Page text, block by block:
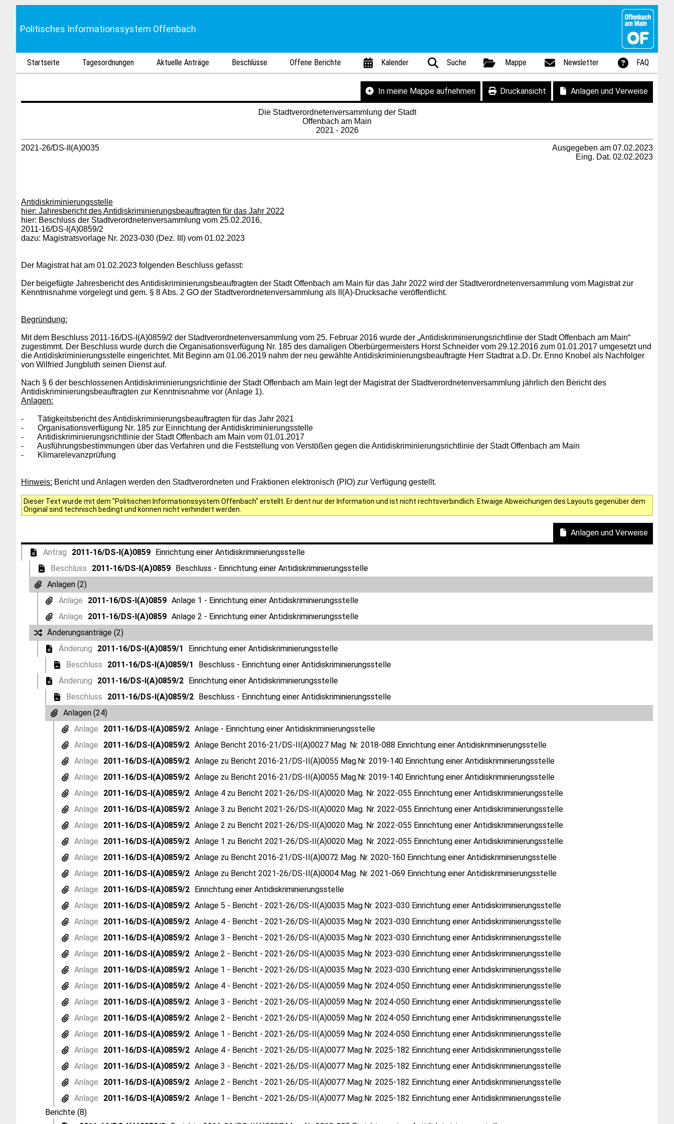
Politisches Informationssystem Offenbach
Startseite Tagesordnungen Aktuelle Anträge Beschlüsse Offene Berichte Kalender Suche Mappe Newsletter FAQ
In meine Mappe aufnehmen Druckansicht Anlagen und Verweise
Die Stadtverordnetenversammlung der Stadt
Offenbach am Main
2021 - 2026
2021-26/DS-II(A)0035
Ausgegeben am 07.02.2023
Eing. Dat. 02.02.2023
Antidiskriminierungsstelle
hier: Jahresbericht des Antidiskriminierungsbeauftragten für das Jahr 2022
hier: Beschluss der Stadtverordnetenversammlung vom 25.02.2016,
2011-16/DS-I(A)0859/2
dazu: Magistratsvorlage Nr. 2023-030 (Dez. III) vom 01.02.2023
Der Magistrat hat am 01.02.2023 folgenden Beschluss gefasst:
Der beigefügte Jahresbericht des Antidiskriminierungsbeauftragten der Stadt Offenbach am Main für das Jahr 2022 wird der Stadtverordnetenversammlung vom Magistrat zur
Kenntnisnahme vorgelegt und gem. § 8 Abs. 2 GO der Stadtverordnetenversammlung als II(A)-Drucksache veröffentlicht.
Begründung:
Mit dem Beschluss 2011-16/DS-I(A)0859/2 der Stadtverordnetenversammlung vom 25. Februar 2016 wurde der „Antidiskriminierungsrichtlinie der Stadt Offenbach am Main“
zugestimmt. Der Beschluss wurde durch die Organisationsverfügung Nr. 185 des damaligen Oberbürgermeisters Horst Schneider vom 29.12.2016 zum 01.01.2017 umgesetzt und
die Antidiskriminierungsstelle eingerichtet. Mit Beginn am 01.06.2019 nahm der neu gewählte Antidiskriminierungsbeauftragte Herr Stadtrat a.D. Dr. Enno Knobel als Nachfolger
von Wilfried Jungbluth seinen Dienst auf.
Nach § 6 der beschlossenen Antidiskriminierungsrichtlinie der Stadt Offenbach am Main legt der Magistrat der Stadtverordnetenversammlung jährlich den Bericht des
Antidiskriminierungsbeauftragten zur Kenntnisnahme vor (Anlage 1).
Anlagen:
-
Tätigkeitsbericht des Antidiskriminierungsbeauftragten für das Jahr 2021
-
Organisationsverfügung Nr. 185 zur Einrichtung der Antidiskriminierungsstelle
-
Antidiskriminierungsrichtlinie der Stadt Offenbach am Main vom 01.01.2017
-
Ausführungsbestimmungen über das Verfahren und die Feststellung von Verstößen gegen die Antidiskriminierungsrichtlinie der Stadt Offenbach am Main
-
Klimarelevanzprüfung
Hinweis: Bericht und Anlagen werden den Stadtverordneten und Fraktionen elektronisch (PIO) zur Verfügung gestellt.
Dieser Text wurde mit dem "Politischen Informationssystem Offenbach" erstellt. Er dient nur der Information und ist nicht rechtsverbindlich. Etwaige Abweichungen des Layouts gegenüber dem
Original sind technisch bedingt und können nicht verhindert werden.
Anlagen und Verweise
Antrag 2011-16/DS-I(A)0859
Einrichtung einer Antidiskriminierungsstelle
Beschluss
2011-16/DS-I(A)0859 Beschluss - Einrichtung einer Antidiskriminierungsstelle
Anlagen (2)
Anlage
2011-16/DS-I(A)0859 Anlage 1 - Einrichtung einer Antidiskriminierungsstelle
Anlage
2011-16/DS-I(A)0859 Anlage 2 - Einrichtung einer Antidiskriminierungsstelle
Änderungsanträge (2)
Änderung
2011-16/DS-I(A)0859/1
Einrichtung einer Antidiskriminierungsstelle
Beschluss
2011-16/DS-I(A)0859/1
Beschluss - Einrichtung einer Antidiskriminierungsstelle
Änderung
2011-16/DS-I(A)0859/2
Einrichtung einer Antidiskriminierungsstelle
Beschluss
2011-16/DS-I(A)0859/2 Beschluss - Einrichtung einer Antidiskriminierungsstelle
Anlagen (24)
Anlage
2011-16/DS-I(A)0859/2 Anlage - Einrichtung einer Antidiskriminierungsstelle
Anlage
2011-16/DS-I(A)0859/2 Anlage Bericht 2016-21/DS-II(A)0027 Mag. Nr. 2018-088 Einrichtung einer Antidiskriminierungsstelle
Anlage
2011-16/DS-I(A)0859/2 Anlage zu Bericht 2016-21/DS-II(A)0055 Mag.Nr. 2019-140 Einrichtung einer Antidiskriminierungsstelle
Anlage
2011-16/DS-I(A)0859/2 Anlage zu Bericht 2016-21/DS-II(A)0055 Mag.Nr. 2019-140 Einrichtung einer Antidiskriminierungsstelle
Anlage
2011-16/DS-I(A)0859/2 Anlage 4 zu Bericht 2021-26/DS-II(A)0020 Mag. Nr. 2022-055 Einrichtung einer Antidiskriminierungsstelle
Anlage
2011-16/DS-I(A)0859/2 Anlage 3 zu Bericht 2021-26/DS-II(A)0020 Mag. Nr. 2022-055 Einrichtung einer Antidiskriminierungsstelle
Anlage
2011-16/DS-I(A)0859/2 Anlage 2 zu Bericht 2021-26/DS-II(A)0020 Mag. Nr. 2022-055 Einrichtung einer Antidiskriminierungsstelle
Anlage
2011-16/DS-I(A)0859/2 Anlage 1 zu Bericht 2021-26/DS-II(A)0020 Mag. Nr. 2022-055 Einrichtung einer Antidiskriminierungsstelle
Anlage
2011-16/DS-I(A)0859/2 Anlage zu Bericht 2016-21/DS-II(A)0072 Mag. Nr. 2020-160 Einrichtung einer Antidiskriminierungsstelle
Anlage
2011-16/DS-I(A)0859/2 Anlage zu Bericht 2021-26/DS-II(A)0004 Mag. Nr. 2021-069 Einrichtung einer Antidiskriminierungsstelle
Anlage
2011-16/DS-I(A)0859/2
Einrichtung einer Antidiskriminierungsstelle
Anlage
2011-16/DS-I(A)0859/2 Anlage 5 - Bericht - 2021-26/DS-II(A)0035 Mag.Nr. 2023-030 Einrichtung einer Antidiskriminierungsstelle
Anlage
2011-16/DS-I(A)0859/2 Anlage 4 - Bericht - 2021-26/DS-II(A)0035 Mag.Nr. 2023-030 Einrichtung einer Antidiskriminierungsstelle
Anlage
2011-16/DS-I(A)0859/2 Anlage 3 - Bericht - 2021-26/DS-II(A)0035 Mag.Nr. 2023-030 Einrichtung einer Antidiskriminierungsstelle
Anlage
2011-16/DS-I(A)0859/2 Anlage 2 - Bericht - 2021-26/DS-II(A)0035 Mag.Nr. 2023-030 Einrichtung einer Antidiskriminierungsstelle
Anlage
2011-16/DS-I(A)0859/2 Anlage 1 - Bericht - 2021-26/DS-II(A)0035 Mag.Nr. 2023-030 Einrichtung einer Antidiskriminierungsstelle
Anlage
2011-16/DS-I(A)0859/2 Anlage 4 - Bericht - 2021-26/DS-II(A)0059 Mag.Nr. 2024-050 Einrichtung einer Antidiskriminierungsstelle
Anlage
2011-16/DS-I(A)0859/2 Anlage 3 - Bericht - 2021-26/DS-II(A)0059 Mag.Nr. 2024-050 Einrichtung einer Antidiskriminierungsstelle
Anlage
2011-16/DS-I(A)0859/2 Anlage 2 - Bericht - 2021-26/DS-II(A)0059 Mag.Nr. 2024-050 Einrichtung einer Antidiskriminierungsstelle
Anlage
2011-16/DS-I(A)0859/2 Anlage 1 - Bericht - 2021-26/DS-II(A)0059 Mag.Nr. 2024-050 Einrichtung einer Antidiskriminierungsstelle
Anlage
2011-16/DS-I(A)0859/2 Anlage 4 - Bericht - 2021-26/DS-II(A)0077 Mag.Nr. 2025-182 Einrichtung einer Antidiskriminierungsstelle
Anlage
2011-16/DS-I(A)0859/2 Anlage 3 - Bericht - 2021-26/DS-II(A)0077 Mag.Nr. 2025-182 Einrichtung einer Antidiskriminierungsstelle
Anlage
2011-16/DS-I(A)0859/2 Anlage 2 - Bericht - 2021-26/DS-II(A)0077 Mag.Nr. 2025-182 Einrichtung einer Antidiskriminierungsstelle
Anlage
2011-16/DS-I(A)0859/2 Anlage 1 - Bericht - 2021-26/DS-II(A)0077 Mag.Nr. 2025-182 Einrichtung einer Antidiskriminierungsstelle
Berichte (8)